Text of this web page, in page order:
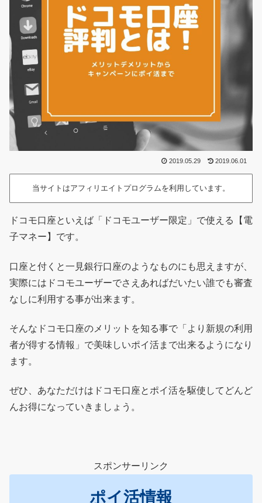
2019.05.29 2019.06.01
当サイトはアフィリエイトプログラムを利用しています。
ドコモ口座といえば「ドコモユーザー限定」で使える【電
子マネー】です。
口座と付くと一見銀行口座のようなものにも思えますが、
実際にはドコモユーザーでさえあればだいたい誰でも審査
なしに利用する事が出来ます。
そんなドコモ口座のメリットを知る事で「より新規の利用
者が得する情報」で美味しいポイ活まで出来るようになり
ます。
ぜひ、あなただけはドコモ口座とポイ活を駆使してどんど
んお得になっていきましょう。
スポンサーリンク
ポイ活情報